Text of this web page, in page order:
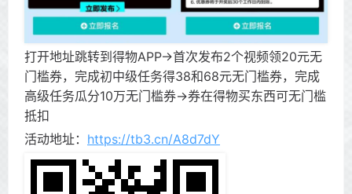
打开地址跳转到得物APP->首次发布2个视频领20元无
门槛券，完成初中级任务得38和68元无门槛券，完成
高级任务瓜分10万无门槛券->券在得物买东西可无门槛
抵扣
活动地址： https://tb3.cn/A8d7dY